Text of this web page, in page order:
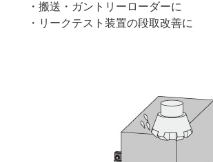
・搬送・ガントリーローダーに
・リークテスト装置の段取改善